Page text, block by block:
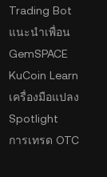
Trading Bot
แนะนำเพื่อน
GemSPACE
KuCoin Learn
เครื่องมือแปลง
Spotlight
การเทรด OTC